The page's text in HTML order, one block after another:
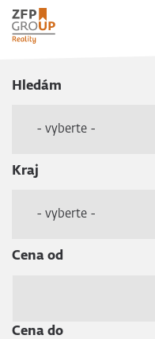
Hledám
- vyberte -
Kraj
- vyberte -
Cena od
Cena do